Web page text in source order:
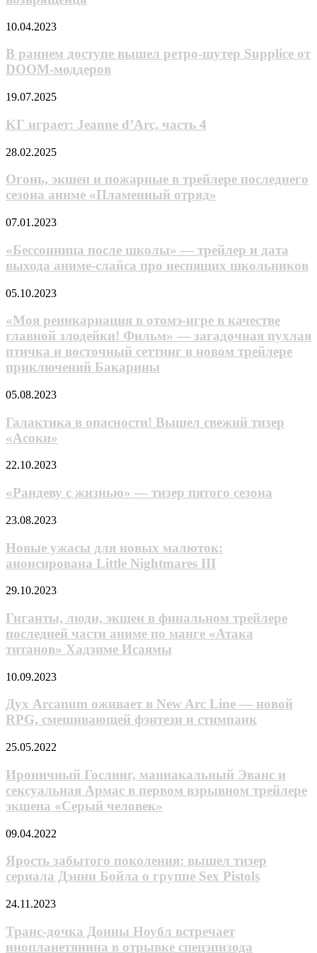
стал
в
реальном»
—
и
выхода
про
возвращенца
В
доступе
вышел
ретро-
Supplice
DOOM-
10.04.2023
В раннем доступе вышел ретро-шутер Supplice от
DOOM-моддеров
KГ
Jeanne
d’Arc,
часть
4
19.07.2025
KГ игpaeт: Jeanne d’Arc, часть 4
Огонь,
и
пожарные
в
последнего
аниме
«Пламенный
28.02.2025
Огонь, экшен и пожарные в трейлере последнего
сезона аниме «Пламенный отряд»
«Бессонница
школы»
—
трейлер
дата
аниме-
слайса
про
школьников
07.01.2023
«Бессонница после школы» — трейлер и дата
выхода аниме-слайса про неспящих школьников
«Моя
в
игре
в
качестве
злодейки!
—
загадочная
пухлая
птичка
и
сеттинг
новом
приключений
Бакарины
05.10.2023
«Моя реинкарнация в отомэ-игре в качестве
главной злодейки! Фильм» — загадочная пухлая
птичка и восточный сеттинг в новом трейлере
приключений Бакарины
Галактика
опасности!
Вышел
свежий
«Асоки»
05.08.2023
Галактика в опасности! Вышел свежий тизер
«Асоки»
«Рандеву
жизнью»
—
тизер
пятого
сезона
22.10.2023
«Рандеву с жизнью» — тизер пятого сезона
Новые
для
новых
малюток:
Little
III
23.08.2023
Новые ужасы для новых малюток:
анонсирована Little Nightmares III
Гиганты,
экшен
в
финальном
трейлере
части
по
мaнге
«Атака
титанов»
Иcaямы
29.10.2023
Гиганты, люди, экшен в финальном трейлере
последней части аниме по мaнге «Атака
титанов» Xaдзимe Иcaямы
Дух
оживает
в
New
Line
новой
RPG,
смешивающей
и
10.09.2023
Дух Arcanum оживает в New Arc Line — новой
RPG, смешивающей фэнтези и стимпанк
Ироничный
маниакальный
Эванс
и
сексуальная
в
взрывном
трейлере
экшена
«Серый
25.05.2022
Ироничный Гослинг, маниакальный Эванс и
сексуальная Армас в первом взрывном трейлере
экшена «Серый человек»
Ярость
поколения:
вышел
тизер
Дэнни
о
группе
09.04.2022
Ярость забытого поколения: вышел тизер
сериала Дэнни Бойла о группе Sex Pistols
Транс-
Донны
Ноубл
24.11.2023
Транс-дочка Донны Ноубл встречает
инопланетянина в отрывке спецэпизода